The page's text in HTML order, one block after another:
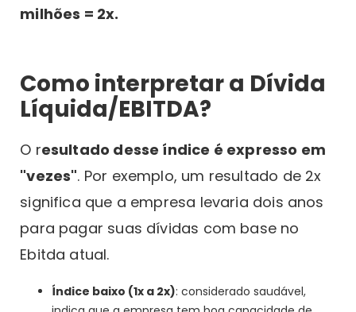
milhões = 2x.
Como interpretar a Dívida
Líquida/EBITDA?
O resultado desse índice é expresso em
"vezes". Por exemplo, um resultado de 2x
significa que a empresa levaria dois anos
para pagar suas dívidas com base no
Ebitda atual.
Índice baixo (1x a 2x): considerado saudável,